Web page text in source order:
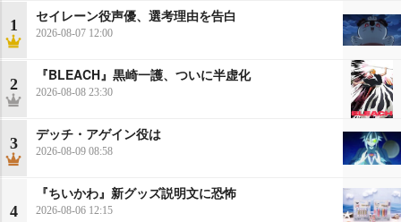
1
セイレーン役声優、選考理由を告白
2026-08-07 12:00
2
『BLEACH』黒崎一護、ついに半虚化
2026-08-08 23:30
3
デッチ・アゲイン役は
2026-08-09 08:58
4
『ちいかわ』新グッズ説明文に恐怖
2026-08-06 12:15